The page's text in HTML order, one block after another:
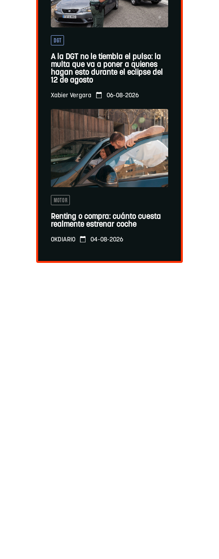
DGT
A la DGT no le tiembla el pulso: la
multa que va a poner a quienes
hagan esto durante el eclipse del
12 de agosto
Xabier Vergara 06-08-2026
MOTOR
Renting o compra: cuánto cuesta
realmente estrenar coche
OKDIARIO 04-08-2026